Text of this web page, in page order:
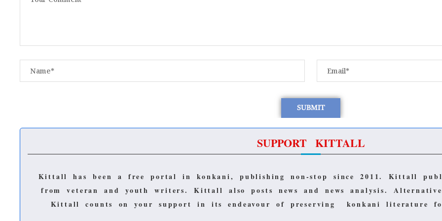
SUPPORT KITTALL
Kittall has been a free portal in konkani, publishing non-stop since 2011. Kittall
from veteran and youth writers.Kittall also posts news and news analysis.
Kittall counts on your support in its endeavour of preserving konkani literature